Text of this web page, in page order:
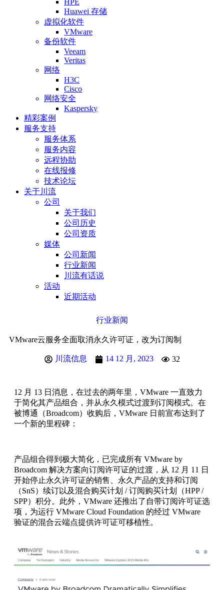
HPE
Huawei 存储
虚拟化软件
VMware
备份软件
Veeam
Veritas
网络
H3C
Cisco
网络安全
Kaspersky
精彩案例
服务支持
服务体系
服务内容
远程协助
在线报修
技术论坛
关于川流
公司
关于我们
公司历史
公司资质
媒体
公司新闻
行业新闻
川流有话说
活动
近期活动
行业新闻
VMware云服务全面取消永久许可证，改为订阅制
川流信息 14 12 月, 2023 32
12 月 13 日消息，在过去的两年里，VMware 一直致力
于简化其产品组合，并从永久模式过渡到订阅模式。在
被博通（Broadcom）收购后，VMware 日前宣布达到了
一个新的里程碑：
产品组合得到极大简化，已完成所有 VMware by
Broadcom 解决方案向订阅许可证的过渡，从 12 月 11 日
开始停止永久许可证的销售、永久产品的支持和订阅
（SnS）续订以及混合购买计划 / 订阅购买计划（HPP /
SPP）积分。此外，VMware 还推出了自带订阅许可证选
项，为运行 VMware Cloud Foundation 的经过 VMware
验证的混合云端点提供许可证可移植性。